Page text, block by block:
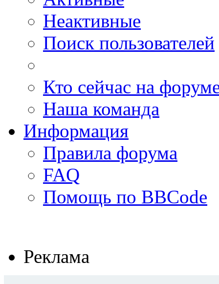
Неактивные
Поиск пользователей
Кто сейчас на
Наша команда
Информация
Правила форума
FAQ
Помощь по BBCode
Реклама